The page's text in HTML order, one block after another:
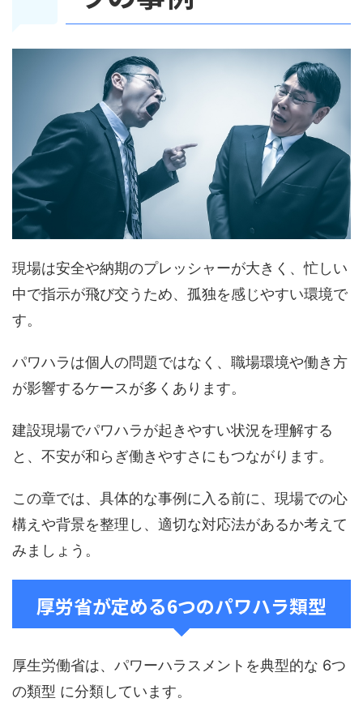
現場は安全や納期のプレッシャーが大きく、忙しい
中で指示が飛び交うため、孤独を感じやすい環境で
す。
パワハラは個人の問題ではなく、職場環境や働き方
が影響するケースが多くあります。
建設現場でパワハラが起きやすい状況を理解する
と、不安が和らぎ働きやすさにもつながります。
この章では、具体的な事例に入る前に、現場での心
構えや背景を整理し、適切な対応法があるか考えて
みましょう。
厚労省が定める6つのパワハラ類型
厚生労働省は、パワーハラスメントを典型的な 6つ
の類型 に分類しています。